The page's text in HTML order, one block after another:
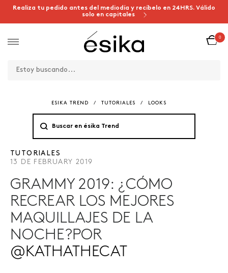
Realiza tu pedido antes del mediodía y recíbelo en 24HRS. Válido
solo en capitales
0
ESIKA TREND / TUTORIALES / LOOKS
TUTORIALES
13 DE FEBRUARY 2019
GRAMMY 2019: ¿CÓMO
RECREAR LOS MEJORES
MAQUILLAJES DE LA
NOCHE?POR
@KATHATHECAT